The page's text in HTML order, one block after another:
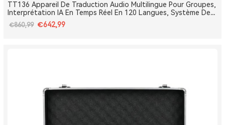
TT136 Appareil De Traduction Audio Multilingue Pour Groupes,
Interprétation IA En Temps Réel En 120 Langues, Système De
Traduction Pour Tours Et Conférences One-To-Many, Diffusion
Double Canal, Longue Portée 2.4G
€860,99 €642,99